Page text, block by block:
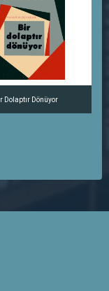
Dolaptır Dönüyor